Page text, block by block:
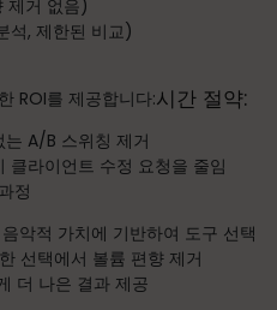
제거 없음)
석, 제한된 비교)
ROI를 제공합니다:시간 절약:
A/B 스위칭 제거
클라이언트 수정 요청을 줄임
정
음악적 가치에 기반하여 도구 선택
선택에서 볼륨 편향 제거
더 나은 결과 제공